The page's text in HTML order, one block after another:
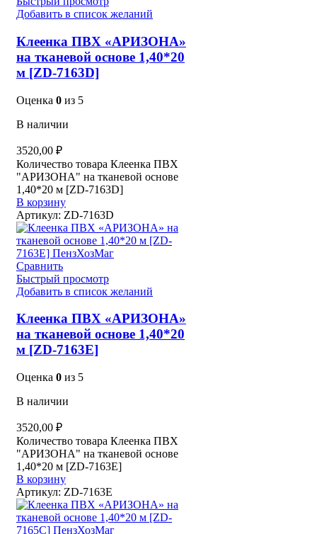
Добавить в список желаний
Клеенка ПВХ «АРИЗОНА»
на тканевой основе 1,40*20
м [ZD-7163D]
Оценка 0 из 5
В наличии
3520,00 ₽
Количество товара Клеенка ПВХ
"АРИЗОНА" на тканевой основе
1,40*20 м [ZD-7163D]
В корзину
Артикул: ZD-7163D
Сравнить
Быстрый просмотр
Добавить в список желаний
Клеенка ПВХ «АРИЗОНА»
на тканевой основе 1,40*20
м [ZD-7163E]
Оценка 0 из 5
В наличии
3520,00 ₽
Количество товара Клеенка ПВХ
"АРИЗОНА" на тканевой основе
1,40*20 м [ZD-7163E]
В корзину
Артикул: ZD-7163E